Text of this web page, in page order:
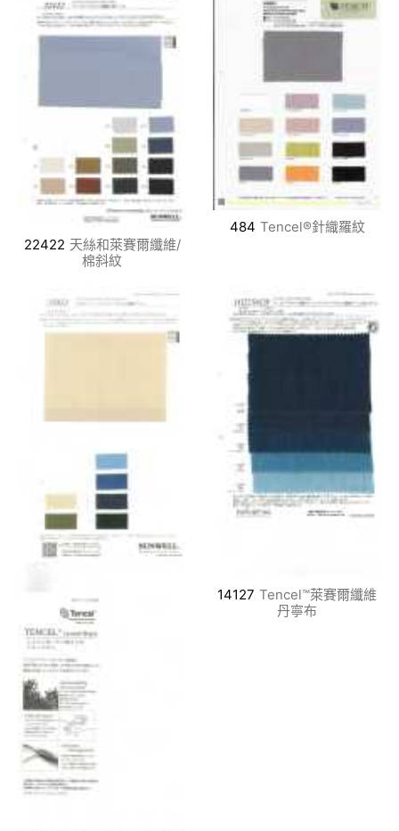
22422 天絲和萊賽爾纖維/
棉斜紋
484 Tencel®針織羅紋
14127 Tencel™萊賽爾纖維
丹寧布